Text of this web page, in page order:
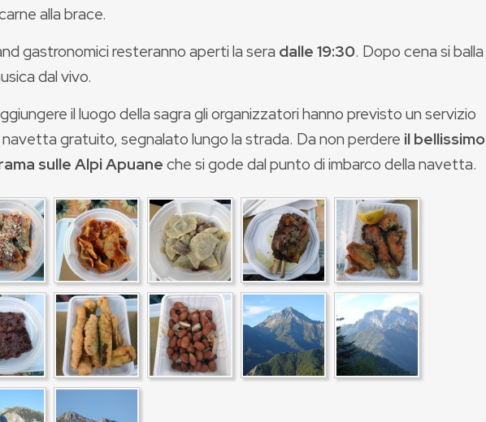
alla brace.
gastronomici resteranno aperti la sera dalle 19:30. Dopo cena si balla
dal vivo.
il luogo della sagra gli organizzatori hanno previsto un servizio
navetta gratuito, segnalato lungo la strada. Da non perdere il bellissimo
sulle Alpi Apuaneche si gode dal punto di imbarco della navetta.